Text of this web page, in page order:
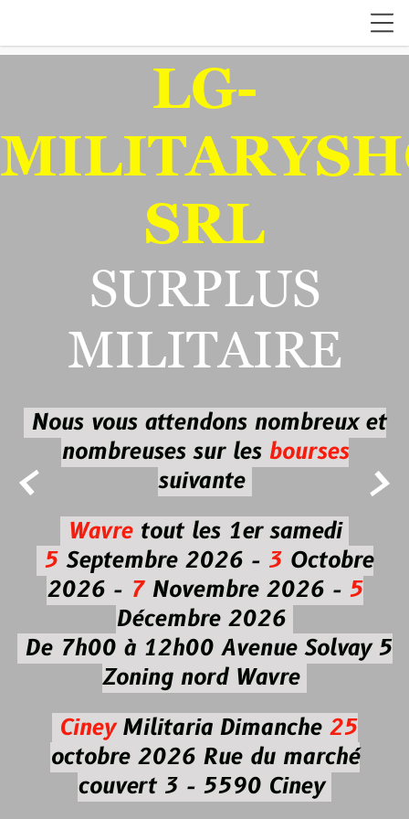
 
LG-
SRL
SURPLUS
MILITAIRE
Nous vous attendons nombreux et
nombreuses sur les bourses
suivante
Wavretout les 1er samedi
5Septembre 2026 - 3Octobre
2026 -7Novembre 2026 - 5
Décembre 2026
De 7h00 à 12h00 Avenue Solvay 5
Zoning nord Wavre
CineyMilitaria Dimanche 25
octobre 2026Rue du marché
couvert 3 - 5590 Ciney